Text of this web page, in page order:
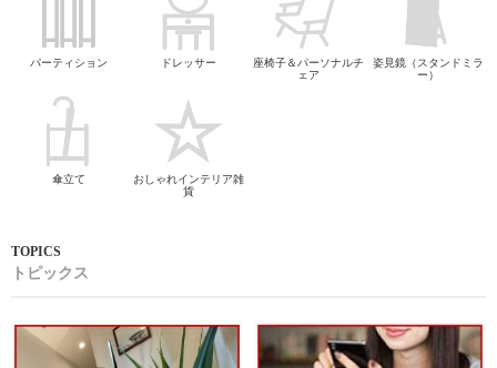
パーティション ドレッサー
座椅子＆パーソナルチ
ェア
姿見鏡（スタンドミラ
ー）
傘立て
おしゃれインテリア雑
貨
トピックス